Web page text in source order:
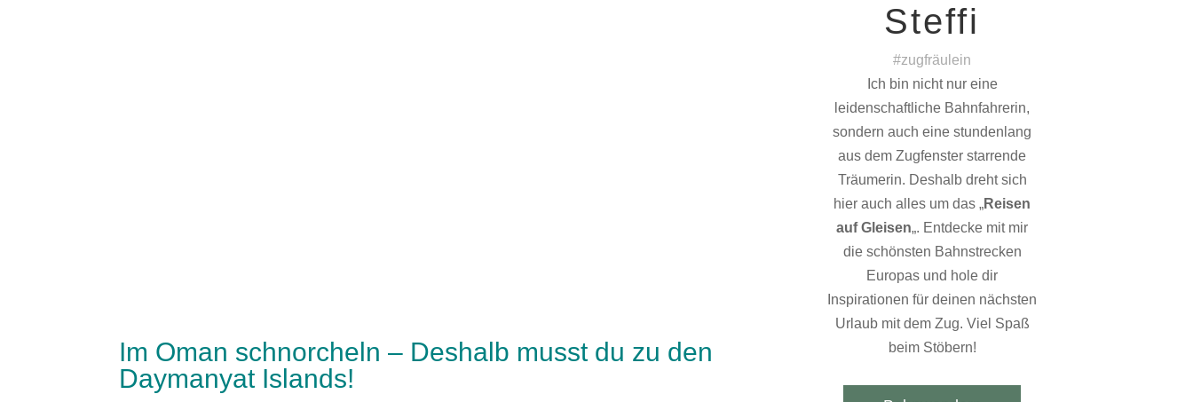
Im Oman schnorcheln – Deshalb musst du zu den
Daymanyat Islands!
Steffi
#zugfräulein
Ich bin nicht nur eine
leidenschaftliche Bahnfahrerin,
sondern auch eine stundenlang
aus dem Zugfenster starrende
Träumerin. Deshalb dreht sich
hier auch alles um das „Reisen
auf Gleisen„. Entdecke mit mir
die schönsten Bahnstrecken
Europas und hole dir
Inspirationen für deinen nächsten
Urlaub mit dem Zug. Viel Spaß
beim Stöbern!